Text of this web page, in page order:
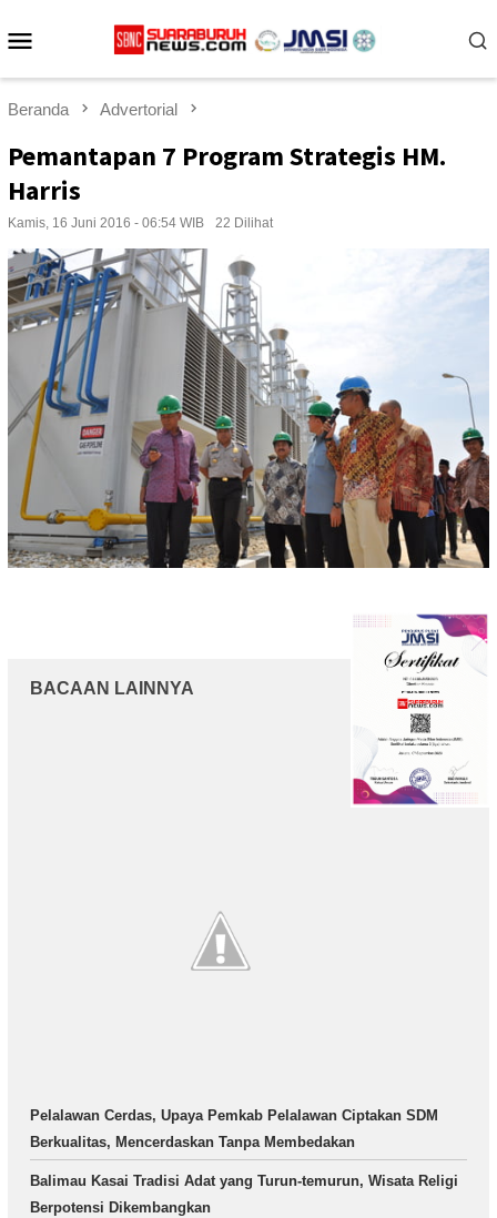
ke
Beranda Advertorial
Pemantapan 7 Program Strategis HM.
Harris
Kamis, 16 Juni 2016 - 06:54 WIB 22 Dilihat
BACAAN LAINNYA
Pelalawan Cerdas, Upaya Pemkab Pelalawan Ciptakan SDM
Berkualitas, Mencerdaskan Tanpa Membedakan
Balimau Kasai Tradisi Adat yang Turun-temurun, Wisata Religi
Berpotensi Dikembangkan